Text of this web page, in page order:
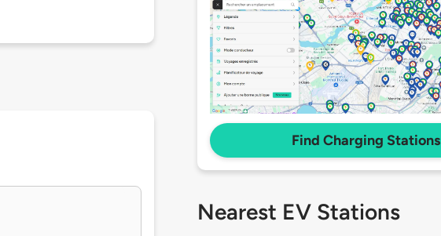
Find Charging Stations
Nearest EV Stations